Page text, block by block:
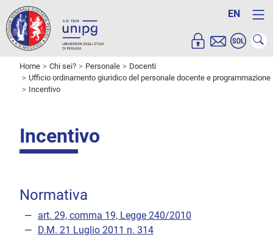
EN
Home Chi sei? Personale
Docenti
Ufficio ordinamento giuridico del personale docente e programmazione
Incentivo
Incentivo
Normativa
art. 29, comma 19, Legge 240/2010
D.M. 21 Luglio 2011 n. 314